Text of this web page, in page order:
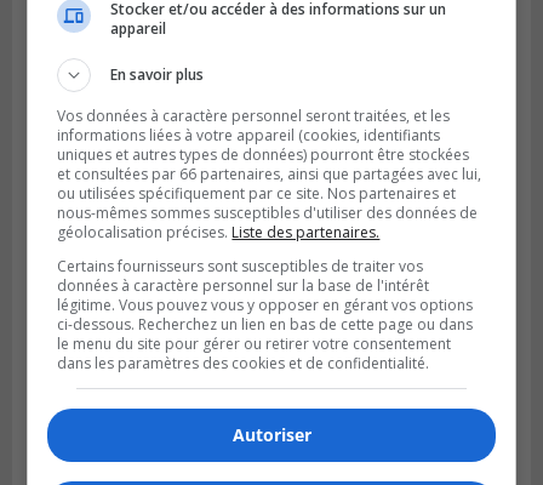
Une poussée tardive propulse les Ducs
vers la victoire à Laval
LONGUEUIL
Publié le 5 août 2026 à 13h50
Le Mois de l’archéologie bat son plein sur
la Rive-Sud de Montréal
Stocker et/ou accéder à des informations sur un
appareil
En savoir plus
Vos données à caractère personnel seront traitées, et les
informations liées à votre appareil (cookies, identifiants
uniques et autres types de données) pourront être stockées
et consultées par 66 partenaires, ainsi que partagées avec lui,
ou utilisées spécifiquement par ce site. Nos partenaires et
nous-mêmes sommes susceptibles d'utiliser des données de
géolocalisation précises. Liste des partenaires.
Certains fournisseurs sont susceptibles de traiter vos
données à caractère personnel sur la base de l'intérêt
légitime. Vous pouvez vous y opposer en gérant vos options
ci-dessous. Recherchez un lien en bas de cette page ou dans
le menu du site pour gérer ou retirer votre consentement
dans les paramètres des cookies et de confidentialité.
Autoriser